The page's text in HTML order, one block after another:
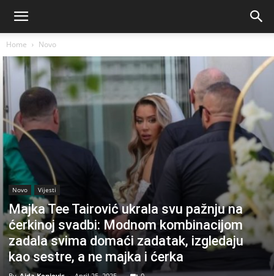
Home Novo
Novo Vijesti
Majka Tee Tairović ukrala svu pažnju na
ćerkinoj svadbi: Modnom kombinacijom
zadala svima domaći zadatak, izgledaju
kao sestre, a ne majka i ćerka